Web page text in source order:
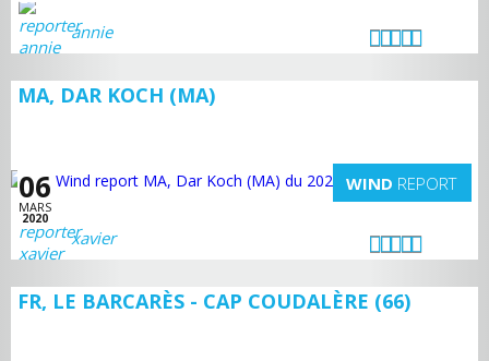
annie
MA, DAR KOCH (MA)
06
MARS
2020
WIND REPORT
xavier
FR, LE BARCARÈS - CAP COUDALÈRE (66)